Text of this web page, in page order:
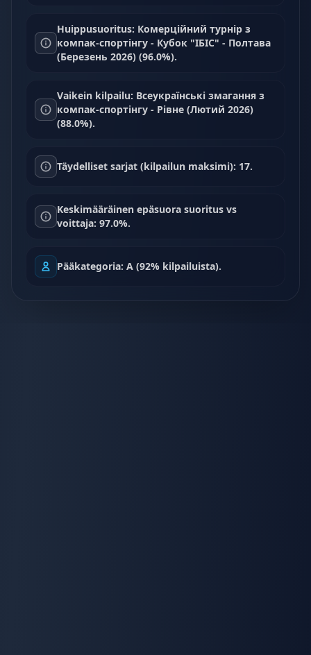
Huippusuoritus: Комерційний турнір з
компак-спортінгу - Кубок "ІБІС" - Полтава
(Березень 2026) (96.0%).
Vaikein kilpailu: Всеукраїнські змагання з
компак-спортінгу - Рівне (Лютий 2026)
(88.0%).
Täydelliset sarjat (kilpailun maksimi): 17.
Keskimääräinen epäsuora suoritus vs
voittaja: 97.0%.
Pääkategoria: A (92% kilpailuista).